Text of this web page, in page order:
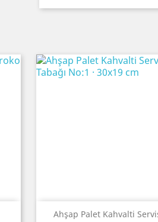
Ahşap Palet Kahvalti
Quick view